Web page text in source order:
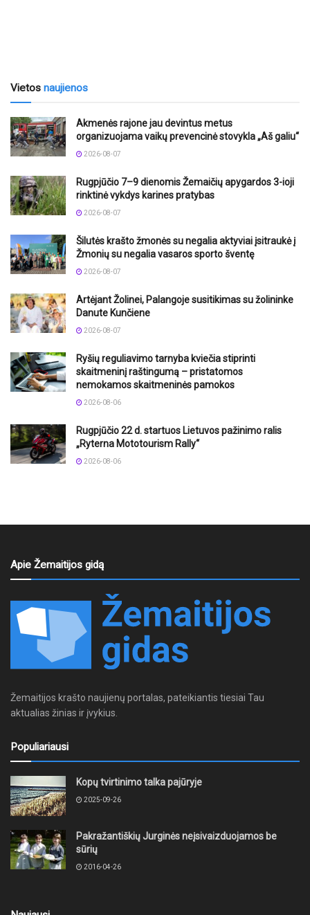
Vietos naujienos
Akmenės rajone jau devintus metus
organizuojama vaikų prevencinė stovykla „Aš galiu“
2026-08-07
Rugpjūčio 7–9 dienomis Žemaičių apygardos 3-ioji
rinktinė vykdys karines pratybas
2026-08-07
Šilutės krašto žmonės su negalia aktyviai įsitraukė į
Žmonių su negalia vasaros sporto šventę
2026-08-07
Artėjant Žolinei, Palangoje susitikimas su žolininke
Danute Kunčiene
2026-08-07
Ryšių reguliavimo tarnyba kviečia stiprinti
skaitmeninį raštingumą – pristatomos
nemokamos skaitmeninės pamokos
2026-08-06
Rugpjūčio 22 d. startuos Lietuvos pažinimo ralis
„Ryterna Mototourism Rally“
2026-08-06
Apie Žemaitijos gidą
Žemaitijos krašto naujienų portalas, pateikiantis tiesiai Tau
aktualias žinias ir įvykius.
Populiariausi
Kopų tvirtinimo talka pajūryje
2025-09-26
Pakražantiškių Jurginės neįsivaizduojamos be
sūrių
2016-04-26